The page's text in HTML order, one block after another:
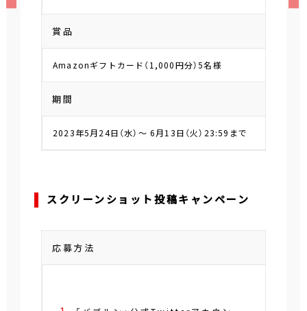
賞品
Amazonギフトカード（1,000円分）5名様
期間
2023年5月24日（水）～ 6月13日（火）23:59まで
スクリーンショット投稿キャンペーン
応募方法